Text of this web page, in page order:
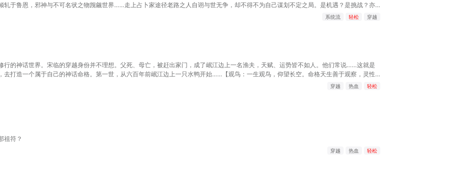
轧于鲁恩，邪神与不可名状之物觊觎世界……走上占卜家途径老路之人自诩与世无争，却不得不为自己谋划不定之局。是机遇？是挑战？亦或
后挣扎？当秘偶共同演绎活灵活现的生活画卷，隐藏于幕布之后的巨大建筑重返现实，无数历史化为迷雾，半神的陨落充斥扭曲与疯狂，美
系统流 轻松 穿越
行的神话世界。宋临的穿越身份并不理想。父死、母亡，被赶出家门，成了岷江边上一名渔夫，天赋、运势皆不如人。他们常说……这就是
去打造一个属于自己的神话命格。第一世，从六百年前岷江边上一只水鸭开始……【观鸟：一生观鸟，仰望长空。命格天生善于观察，灵性天
贪食无忌，无底之胃。命格天性贪婪，可成长为江中巨怪……修行水、土之法二成增益。明黄命格】【观鸟】+【灵冲】+【亲水】可得明黄
穿越 热血 轻松
祖符？
穿越 热血 轻松